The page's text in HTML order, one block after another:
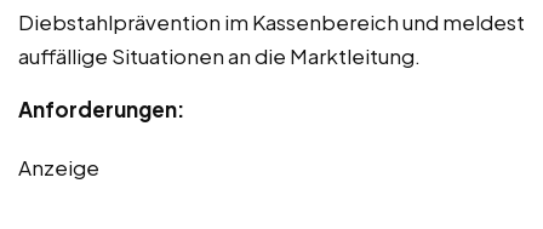
Diebstahlprävention im Kassenbereich und meldest
auffällige Situationen an die Marktleitung.
Anforderungen:
Anzeige